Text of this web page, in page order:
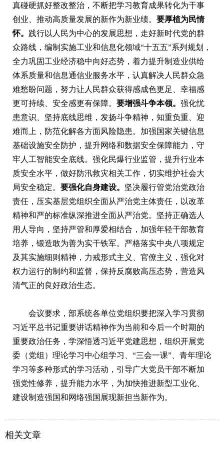
真碰硬抓好整改整治，不断把学习教育成果转化为干事
创业、推动高质量发展的新作为新业绩。 要厚植为民情
怀。 践行以人民为中心的发展思想，走好新时代党的群
众路线，编制实施工业和信息化领域“十五五”系列规划，
全力巩固工业经济稳中向好态势，着力提升制造业供给
体系质量和信息通信业服务水平，认真解决人民群众急
难愁盼问题，努力让人民群众获得感成色更足、幸福感
更可持续、安全感更有保障。 要增强斗争本领。 强化忧
患意识、坚持底线思维，发扬斗争精神，知重负重、迎
难而上，防范化解各方面风险隐患。加强国家关键信息
基础设施安全防护，提升网络和数据安全保障能力，守
牢人工智能安全底线。强化民爆行业监管，提升行业本
质安全水平，做好防汛救灾相关工作，切实维护社会大
局安全稳定。 要强化自身建设。 坚决履行管党治党政治
责任，压实基层党组织全面从严治党主体责任，以改革
精神和严的标准纵深推进全面从严治党。坚持正确选人
用人导向，坚持严管和厚爱相结合，加强年轻干部教育
培养，锻造敢为善为实干铁军。严格落实中央八项规定
及其实施细则精神，力戒形式主义、官僚主义，强化对
权力运行的制约和监督，保持反腐败高压态势，营造风
清气正的良好政治生态。
会议要求，部系统各单位党组织要把深入学习贯彻
习近平总书记重要讲话精神作为当前和今后一个时期的
重要政治任务，学深悟透习近平党建思想，组织开展党
委（党组）理论学习中心组学习、“三会一课”、青年理论
学习等多种形式的学习活动，引导广大党员干部不断加
强党性修养，提升能力水平，为加快推进新型工业化、
建设制造强国和网络强国展现新担当新作为。
相关文章